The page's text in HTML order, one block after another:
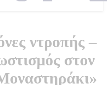
ντροπής –
στον